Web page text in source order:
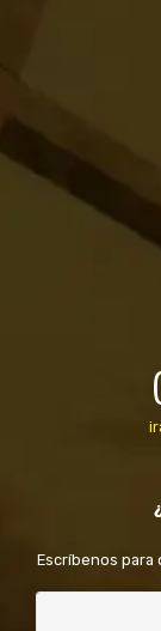
Escríbenos para